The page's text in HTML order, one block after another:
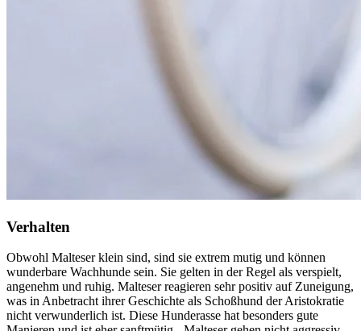
Verhalten
Obwohl Malteser klein sind, sind sie extrem mutig und können
wunderbare Wachhunde sein. Sie gelten in der Regel als verspielt,
angenehm und ruhig. Malteser reagieren sehr positiv auf Zuneigung,
was in Anbetracht ihrer Geschichte als Schoßhund der Aristokratie
nicht verwunderlich ist. Diese Hunderasse hat besonders gute